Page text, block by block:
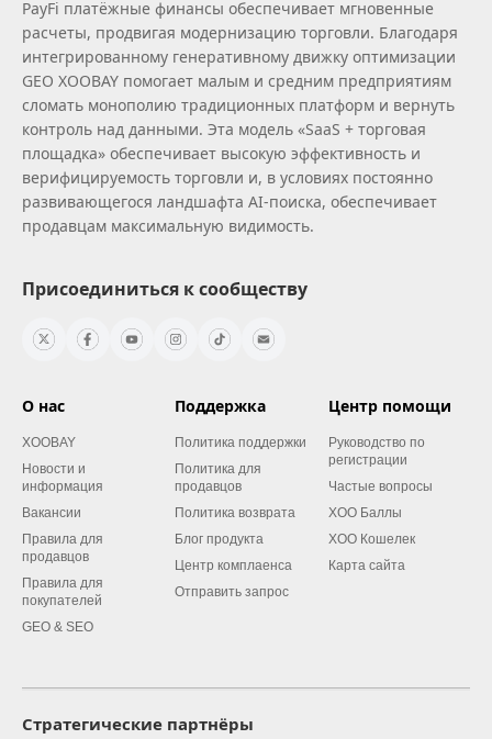
PayFi платёжные финансы обеспечивает мгновенные
расчеты, продвигая модернизацию торговли. Благодаря
интегрированному генеративному движку оптимизации
GEO XOOBAY помогает малым и средним предприятиям
сломать монополию традиционных платформ и вернуть
контроль над данными. Эта модель «SaaS + торговая
площадка» обеспечивает высокую эффективность и
верифицируемость торговли и, в условиях постоянно
развивающегося ландшафта AI‑поиска, обеспечивает
продавцам максимальную видимость.
Присоединиться к сообществу
О нас
XOOBAY
Новости и
информация
Вакансии
Правила для
продавцов
Правила для
покупателей
GEO & SEO
Поддержка
Политика поддержки
Политика для
продавцов
Политика возврата
Блог продукта
Центр комплаенса
Отправить запрос
Центр помощи
Руководство по
регистрации
Частые вопросы
XOO Баллы
XOO Кошелек
Карта сайта
Стратегические партнёры